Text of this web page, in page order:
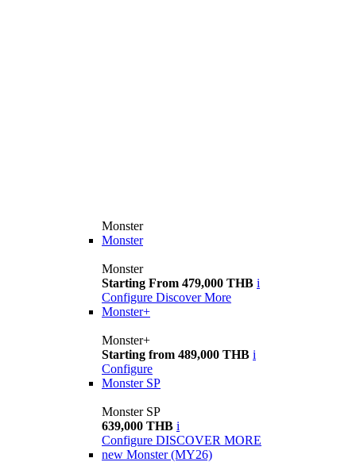
Monster
Monster
Monster
Starting From 479,000 THB i
Configure Discover More
Monster+
Monster+
Starting from 489,000 THB i
Configure
Monster SP
Monster SP
639,000 THB i
Configure DISCOVER MORE
new Monster (MY26)